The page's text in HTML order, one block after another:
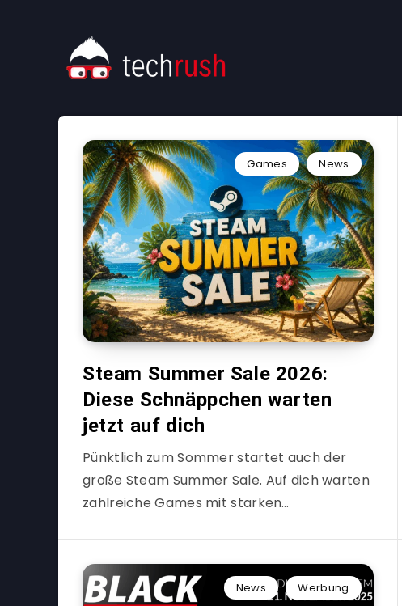
Games News
Steam Summer Sale 2026:
Diese Schnäppchen warten
jetzt auf dich
Pünktlich zum Sommer startet auch der
große Steam Summer Sale. Auf dich warten
zahlreiche Games mit starken…
News Werbung